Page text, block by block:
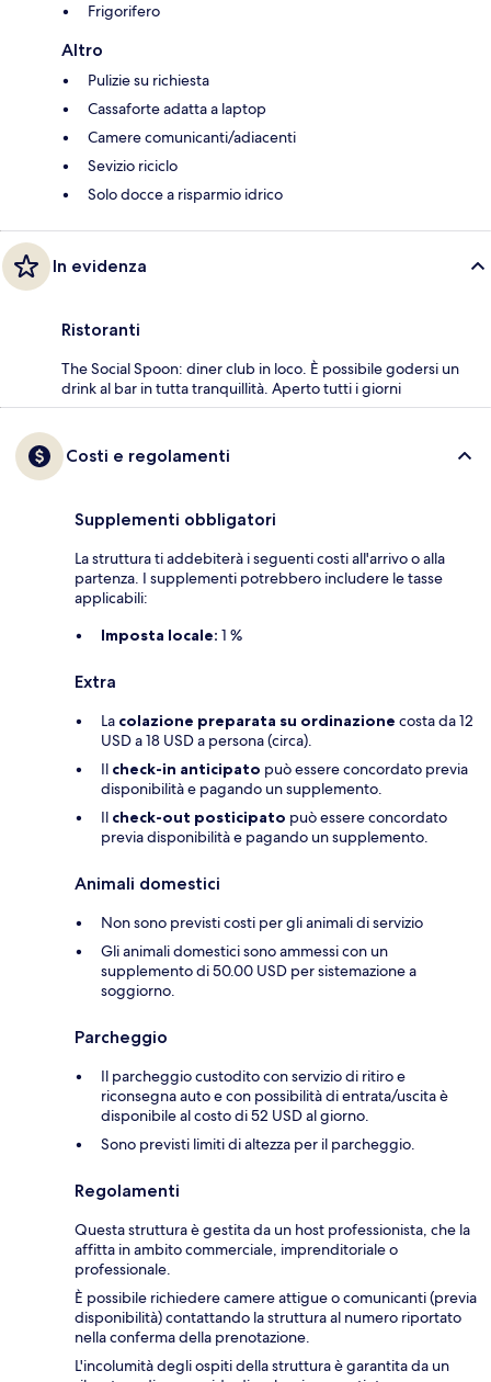
Frigorifero
Altro
Pulizie su richiesta
Cassaforte adatta a laptop
Camere comunicanti/adiacenti
Sevizio riciclo
Solo docce a risparmio idrico
In evidenza
Ristoranti
The Social Spoon: diner club in loco. È possibile godersi un
drink al bar in tutta tranquillità. Aperto tutti i giorni
Costi e regolamenti
Supplementi obbligatori
La struttura ti addebiterà i seguenti costi all'arrivo o alla
partenza. I supplementi potrebbero includere le tasse
applicabili:
Imposta locale: 1 %
Extra
La colazione preparata su ordinazione costa da 12
USD a 18 USD a persona (circa).
Il check-in anticipato può essere concordato previa
disponibilità e pagando un supplemento.
Il check-out posticipato può essere concordato
previa disponibilità e pagando un supplemento.
Animali domestici
Non sono previsti costi per gli animali di servizio
Gli animali domestici sono ammessi con un
supplemento di 50.00 USD per sistemazione a
soggiorno.
Parcheggio
Il parcheggio custodito con servizio di ritiro e
riconsegna auto e con possibilità di entrata/uscita è
disponibile al costo di 52 USD al giorno.
Sono previsti limiti di altezza per il parcheggio.
Regolamenti
Questa struttura è gestita da un host professionista, che la
affitta in ambito commerciale, imprenditoriale o
professionale.
È possibile richiedere camere attigue o comunicanti (previa
disponibilità) contattando la struttura al numero riportato
nella conferma della prenotazione.
L'incolumità degli ospiti della struttura è garantita da un